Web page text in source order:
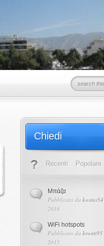
Chiedi
Recenti Popolare
Μπάζα
Pubblicato da kostas54
2016
0
WiFi hotspots
Pubblicato da kronti95
2015
0